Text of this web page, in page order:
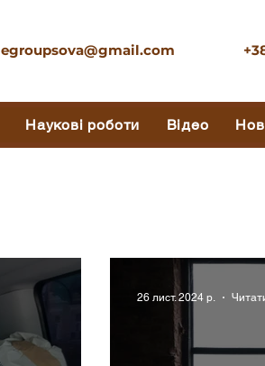
egroupsova@gmail.com
Наукові роботи Відео
26 лист. 2024 р.